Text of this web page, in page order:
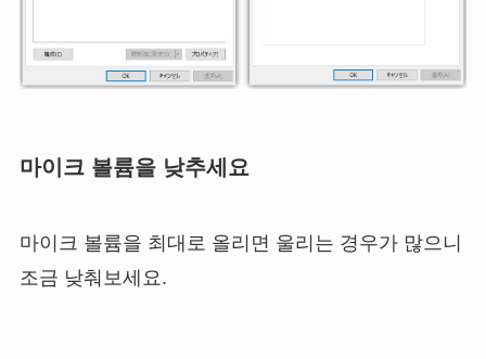
마이크 볼륨을 낮추세요
마이크 볼륨을 최대로 올리면 울리는 경우가 많으니
조금 낮춰보세요.